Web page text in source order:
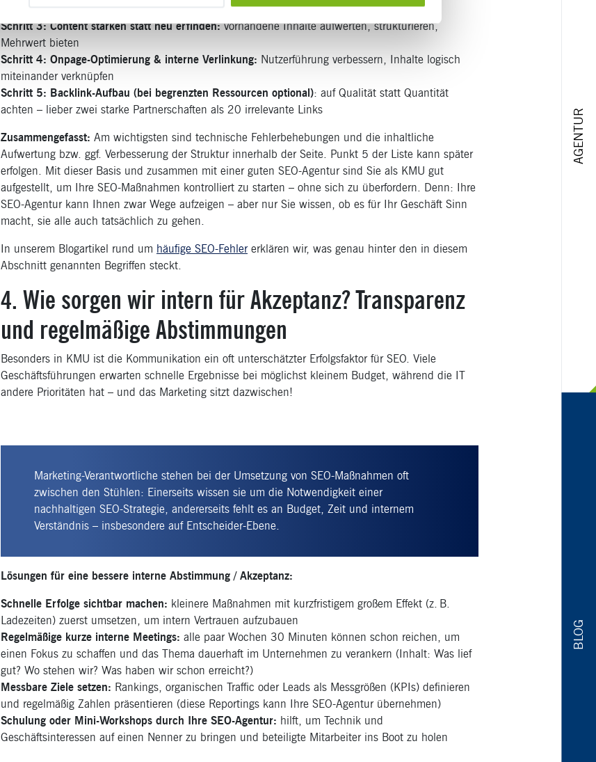
AGENTUR
BLOG
Schritt 3: Content stärken statt neu erfinden:vorhandene Inhalte aufwerten, strukturieren,
Mehrwert bieten
Schritt 4: Onpage-Optimierung & interne Verlinkung: Nutzerführung verbessern, Inhalte logisch
miteinander verknüpfen
Schritt 5: Backlink-Aufbau (bei begrenzten Ressourcen optional): auf Qualität statt Quantität
achten – lieber zwei starke Partnerschaften als 20 irrelevante Links
Zusammengefasst: Am wichtigsten sind technische Fehlerbehebungen und die inhaltliche
Aufwertung bzw. ggf. Verbesserung der Struktur innerhalb der Seite. Punkt 5 der Liste kann später
erfolgen. Mit dieser Basis und zusammen mit einer guten SEO-Agentur sind Sie als KMU gut
aufgestellt, um Ihre SEO-Maßnahmen kontrolliert zu starten – ohne sich zu überfordern. Denn: Ihre
SEO-Agentur kann Ihnen zwar Wege aufzeigen – aber nur Sie wissen, ob es für Ihr Geschäft Sinn
macht, sie alle auch tatsächlich zu gehen.
In unserem Blogartikel rund um häufige SEO-Fehlererklären wir, was genau hinter den in diesem
Abschnitt genannten Begriffen steckt.
4. Wie sorgen wir intern für Akzeptanz? Transparenz
und regelmäßige Abstimmungen
Besonders in KMU ist die Kommunikation ein oft unterschätzter Erfolgsfaktor für SEO. Viele
Geschäftsführungen erwarten schnelle Ergebnisse bei möglichst kleinem Budget, während die IT
andere Prioritäten hat – und das Marketing sitzt dazwischen!
Marketing-Verantwortliche stehen bei der Umsetzung von SEO-Maßnahmen oft
zwischen den Stühlen: Einerseits wissen sie um die Notwendigkeit einer
nachhaltigen SEO-Strategie, andererseits fehlt es an Budget, Zeit und internem
Verständnis – insbesondere auf Entscheider-Ebene.
Lösungen für eine bessere interne Abstimmung / Akzeptanz:
Schnelle Erfolge sichtbar machen: kleinere Maßnahmen mit kurzfristigem großem Effekt (z. B.
Ladezeiten) zuerst umsetzen, um intern Vertrauen aufzubauen
Regelmäßige kurze interne Meetings: alle paar Wochen 30 Minuten können schon reichen, um
einen Fokus zu schaffen und das Thema dauerhaft im Unternehmen zu verankern (Inhalt: Was lief
gut? Wo stehen wir? Was haben wir schon erreicht?)
Messbare Ziele setzen: Rankings, organischen Traffic oder Leads als Messgrößen (KPIs) definieren
und regelmäßig Zahlen präsentieren (diese Reportings kann Ihre SEO-Agentur übernehmen)
Schulung oder Mini-Workshops durch Ihre SEO-Agentur: hilft, um Technik und
Geschäftsinteressen auf einen Nenner zu bringen und beteiligte Mitarbeiter ins Boot zu holen